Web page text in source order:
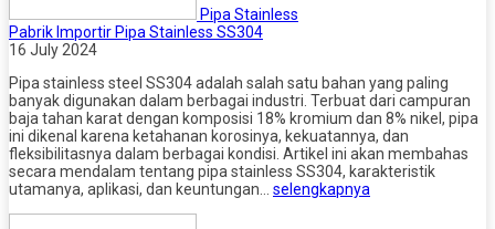
Pipa Stainless
Pabrik Importir Pipa Stainless SS304
16 July 2024
Pipa stainless steel SS304 adalah salah satu bahan yang paling
banyak digunakan dalam berbagai industri. Terbuat dari campuran
baja tahan karat dengan komposisi 18% kromium dan 8% nikel, pipa
ini dikenal karena ketahanan korosinya, kekuatannya, dan
fleksibilitasnya dalam berbagai kondisi. Artikel ini akan membahas
secara mendalam tentang pipa stainless SS304, karakteristik
utamanya, aplikasi, dan keuntungan… selengkapnya